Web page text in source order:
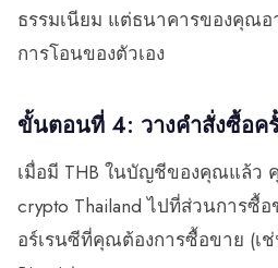
ธรรมเนียม แต่ธนาคารของคุณอ
การโอนของตัวเอง
ขั้นตอนที่ 4: วางคำสั่งซื้อค
เมื่อมี THB ในบัญชีของคุณแล้ว
crypto Thailand ไปที่ส่วนการซื้
อร์เรนซีที่คุณต้องการซื้อขาย (เ